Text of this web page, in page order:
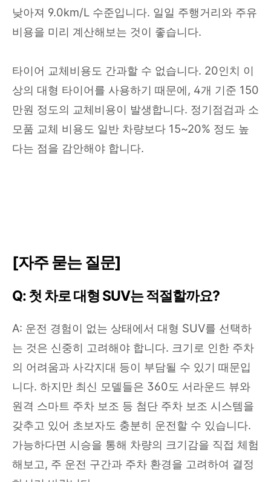
낮아져 9.0km/L 수준입니다. 일일 주행거리와 주유
비용을 미리 계산해보는 것이 좋습니다.
타이어 교체비용도 간과할 수 없습니다. 20인치 이
상의 대형 타이어를 사용하기 때문에, 4개 기준 150
만원 정도의 교체비용이 발생합니다. 정기점검과 소
모품 교체 비용도 일반 차량보다 15~20% 정도 높
다는 점을 감안해야 합니다.
[자주 묻는 질문]
Q: 첫 차로 대형 SUV는 적절할까요?
A: 운전 경험이 없는 상태에서 대형 SUV를 선택하
는 것은 신중히 고려해야 합니다. 크기로 인한 주차
의 어려움과 사각지대 등이 부담될 수 있기 때문입
니다. 하지만 최신 모델들은 360도 서라운드 뷰와
원격 스마트 주차 보조 등 첨단 주차 보조 시스템을
갖추고 있어 초보자도 충분히 운전할 수 있습니다.
가능하다면 시승을 통해 차량의 크기감을 직접 체험
해보고, 주 운전 구간과 주차 환경을 고려하여 결정